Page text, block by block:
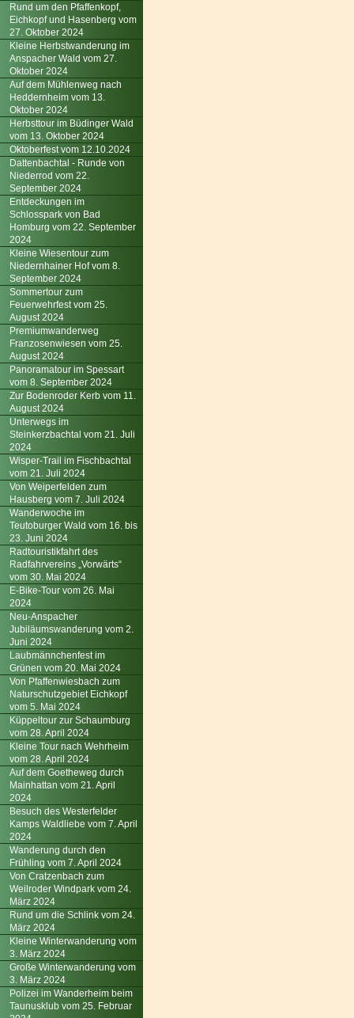
Rund um den Pfaffenkopf,
Eichkopf und Hasenberg vom
27. Oktober 2024
Kleine Herbstwanderung im
Anspacher Wald vom 27.
Oktober 2024
Auf dem Mühlenweg nach
Heddernheim vom 13.
Oktober 2024
Herbsttour im Büdinger Wald
vom 13. Oktober 2024
Oktoberfest vom 12.10.2024
Dattenbachtal - Runde von
Niederrod vom 22.
September 2024
Entdeckungen im
Schlosspark von Bad
Homburg vom 22. September
2024
Kleine Wiesentour zum
Niedernhainer Hof vom 8.
September 2024
Sommertour zum
Feuerwehrfest vom 25.
August 2024
Premiumwanderweg
Franzosenwiesen vom 25.
August 2024
Panoramatour im Spessart
vom 8. September 2024
Zur Bodenroder Kerb vom 11.
August 2024
Unterwegs im
Steinkerzbachtal vom 21. Juli
2024
Wisper-Trail im Fischbachtal
vom 21. Juli 2024
Von Weiperfelden zum
Hausberg vom 7. Juli 2024
Wanderwoche im
Teutoburger Wald vom 16. bis
23. Juni 2024
Radtouristikfahrt des
Radfahrvereins „Vorwärts“
vom 30. Mai 2024
E-Bike-Tour vom 26. Mai
2024
Neu-Anspacher
Jubiläumswanderung vom 2.
Juni 2024
Laubmännchenfest im
Grünen vom 20. Mai 2024
Von Pfaffenwiesbach zum
Naturschutzgebiet Eichkopf
vom 5. Mai 2024
Küppeltour zur Schaumburg
vom 28. April 2024
Kleine Tour nach Wehrheim
vom 28. April 2024
Auf dem Goetheweg durch
Mainhattan vom 21. April
2024
Besuch des Westerfelder
Kamps Waldliebe vom 7. April
2024
Wanderung durch den
Frühling vom 7. April 2024
Von Cratzenbach zum
Weilroder Windpark vom 24.
März 2024
Rund um die Schlink vom 24.
März 2024
Kleine Winterwanderung vom
3. März 2024
Große Winterwanderung vom
3. März 2024
Polizei im Wanderheim beim
Taunusklub vom 25. Februar